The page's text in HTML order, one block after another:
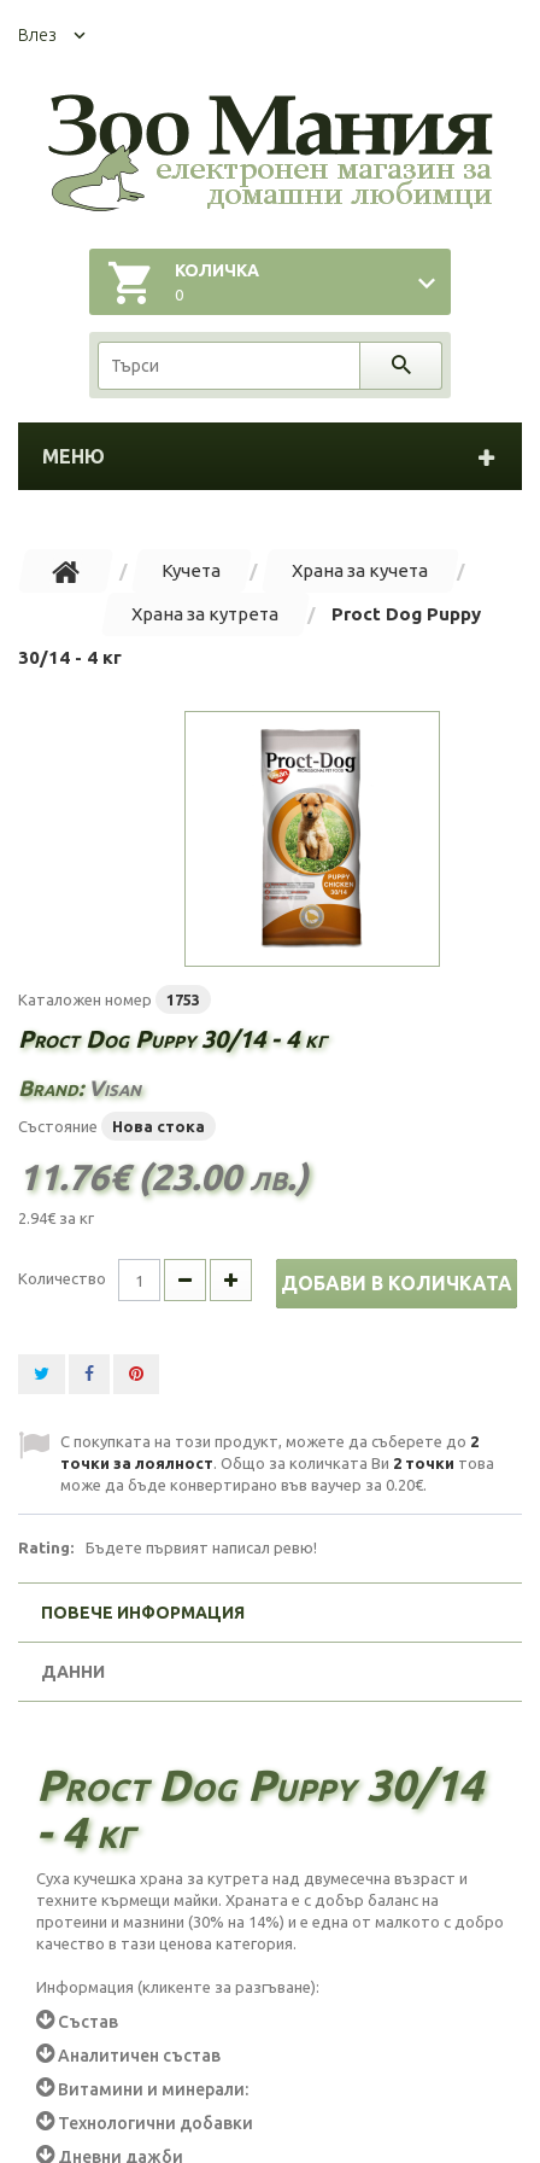
Влез
КОЛИЧКА
0
МЕНЮ
Кучета Храна за кучета
Храна за кутрета Proct Dog Puppy
30/14 - 4 кг
Каталожен номер 1753
Proct Dog Puppy 30/14 - 4 кг
Brand: Visan
Състояние Нова стока
11.76€ (23.00 лв.)
2.94€ за кг
Количество ДОБАВИ В КОЛИЧКАТА
С покупката на този продукт, можете да съберете до 2
точки за лоялност. Общо за количката Ви 2 точки това
може да бъде конвертирано във ваучер за 0.20€.
Rating: Бъдете първият написал ревю!
ПОВЕЧЕ ИНФОРМАЦИЯ
ДАННИ
Proct Dog Puppy 30/14
- 4 кг
Суха кучешка храна за кутрета над двумесечна възраст и
техните кърмещи майки. Храната е с добър баланс на
протеини и мазнини (30% на 14%) и е една от малкото с добро
качество в тази ценова категория.
Информация (кликенте за разгъване):
Състав
Аналитичен състав
Витамини и минерали:
Технологични добавки
Дневни дажби